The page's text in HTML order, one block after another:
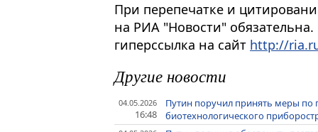
При перепечатке и
на РИА "Новости"
гиперссылка на сайт http://
Другие новости
04.05.2026
16:48
Путин поручил принять меры по
биотехнологического